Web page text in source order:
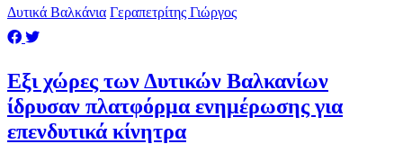
Δυτικά Βαλκάνια Γεραπετρίτης Γιώργος
Eξι χώρες των Δυτικών Βαλκανίων
ίδρυσαν πλατφόρμα ενημέρωσης για
επενδυτικά κίνητρα